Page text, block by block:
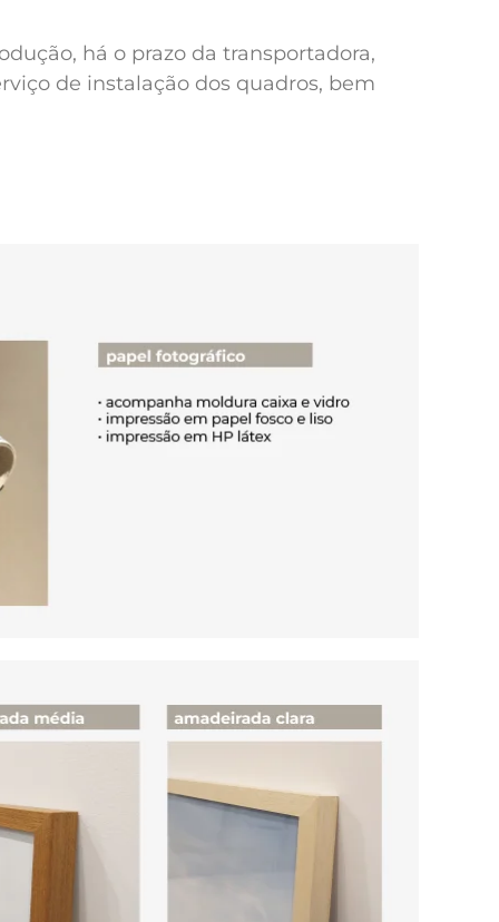
há o prazo da transportadora,
de instalação dos quadros, bem